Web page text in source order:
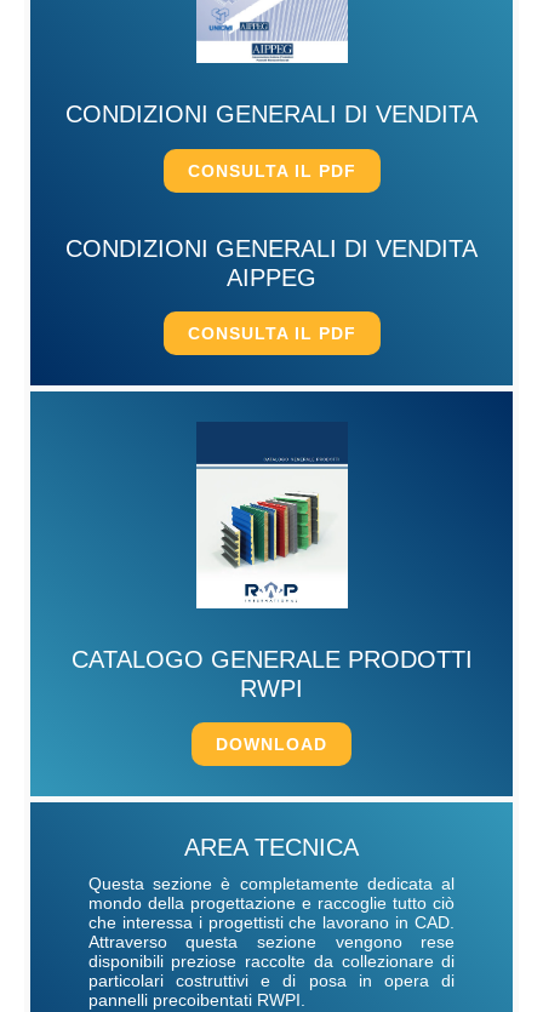
CONDIZIONI GENERALI DI VENDITA
CONSULTA IL PDF
CONDIZIONI GENERALI DI VENDITA
AIPPEG
CONSULTA IL PDF
CATALOGO GENERALE PRODOTTI
RWPI
DOWNLOAD
AREA TECNICA
Questa sezione è completamente dedicata al
mondo della progettazione e raccoglie tutto ciò
che interessa i progettisti che lavorano in CAD.
Attraverso questa sezione vengono rese
disponibili preziose raccolte da collezionare di
particolari costruttivi e di posa in opera di
pannelli precoibentati RWPI.